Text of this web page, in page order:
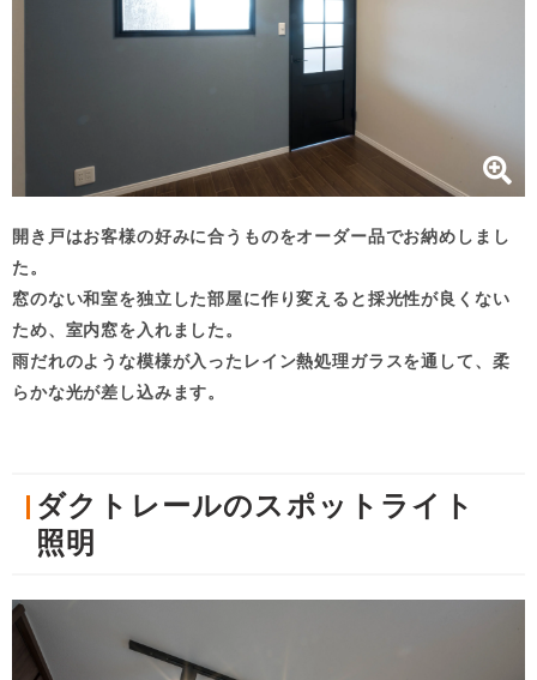
開き戸はお客様の好みに合うものをオーダー品でお納めしまし
た。
窓のない和室を独立した部屋に作り変えると採光性が良くない
ため、室内窓を入れました。
雨だれのような模様が入ったレイン熱処理ガラスを通して、柔
らかな光が差し込みます。
ダクトレールのスポットライト
照明